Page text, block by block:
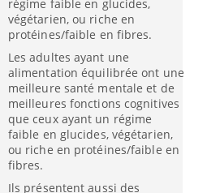
régime faible en glucides,
végétarien, ou riche en
protéines/faible en fibres.
Les adultes ayant une
alimentation équilibrée ont une
meilleure santé mentale et de
meilleures fonctions cognitives
que ceux ayant un régime
faible en glucides, végétarien,
ou riche en protéines/faible en
fibres.
Ils présentent aussi des